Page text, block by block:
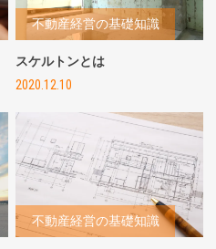
不動産経営の基礎知識
スケルトンとは
2020.12.10
不動産経営の基礎知識